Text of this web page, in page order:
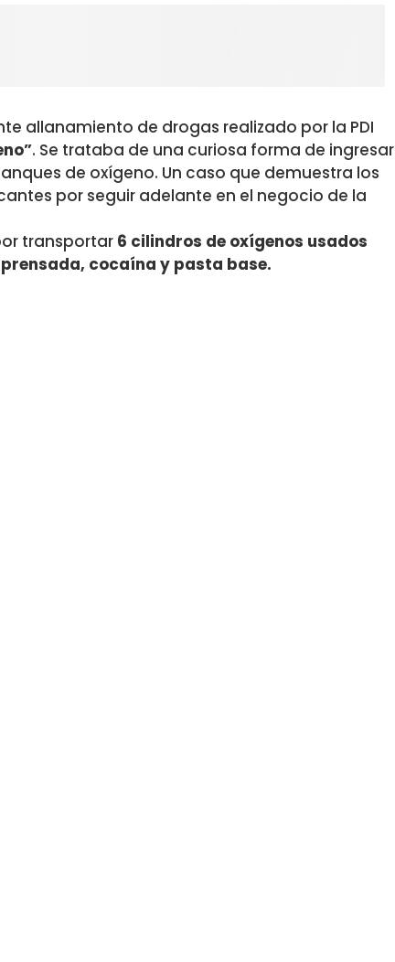
allanamiento de drogas realizado por la PDI
. Se trataba de una curiosa forma de ingresar
de oxígeno. Un caso que demuestra los
por seguir adelante en el negocio de la
transportar 6 cilindros de oxígenos usados
cocaína y pasta base.